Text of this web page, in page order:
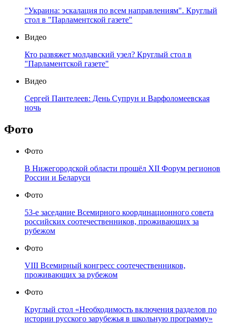
"Украина: эскалация по всем направлениям". Круглый
стол в "Парламентской газете"
Видео
Кто развяжет молдавский узел? Круглый стол в
"Парламентской газете"
Видео
Сергей Пантелеев: День Супрун и Варфоломеевская
ночь
Фото
Фото
В Нижегородской области прошёл XII Форум регионов
России и Беларуси
Фото
53-е заседание Всемирного координационного совета
российских соотечественников, проживающих за
рубежом
Фото
VIII Всемирный конгресс соотечественников,
проживающих за рубежом
Фото
Круглый стол «Необходимость включения разделов по
истории русского зарубежья в школьную программу»